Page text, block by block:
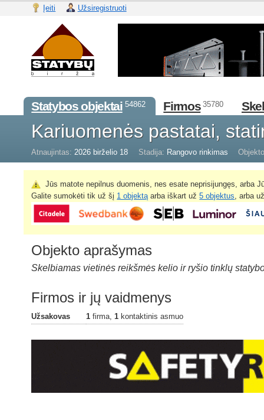
Įeiti Užsiregistruoti
Statybos objektai 54862 Firmos 35780
Kariuomenės pastatai,
Atnaujintas: 2026 birželio 18 Stadija: Rangovo rinkimas
Jūs matote nepilnus duomenis, nes esate neprisijungęs, arba
Galite sumokėti tik už šį 1 objektą arba iškart už5 objektus , arba
Objekto aprašymas
Skelbiamas vietinės reikšmės kelio ir ryšio tinklų
Firmos ir jų vaidmenys
Užsakovas 1 firma, 1 kontaktinis asmuo